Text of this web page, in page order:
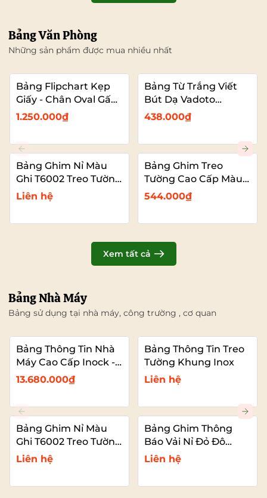
Bảng Văn Phòng
Những sản phẩm được mua nhiều nhất
Bảng Flipchart Kẹp
Giấy - Chân Oval Gấp
Gọn - Bảng Đào Tạo
1.250.000₫
Bảng Từ Trắng Viết
Bút Dạ Vadoto
EcoTech
438.000₫
Bảng Ghim Nỉ Màu
Ghi T6002 Treo Tường
Cỡ Lớn VADOTO
Liên hệ
Bảng Ghim Treo
Tường Cao Cấp Màu
Xanh Dương Vải Nỉ
544.000₫
Xem tất cả
Bảng Nhà Máy
Bảng sử dụng tại nhà máy, công trường , cơ quan
Bảng Thông Tin Nhà
Máy Cao Cấp Inock -
Mái Che Nhựa PC
13.680.000₫
Bảng Thông Tin Treo
Tường Khung Inox
Liên hệ
Bảng Ghim Nỉ Màu
Ghi T6002 Treo Tường
Cỡ Lớn VADOTO
Liên hệ
Bảng Ghim Thông
Báo Vải Nỉ Đỏ Đô
T6011 Cao Cấp Cỡ Lớn
VADOTO
Liên hệ